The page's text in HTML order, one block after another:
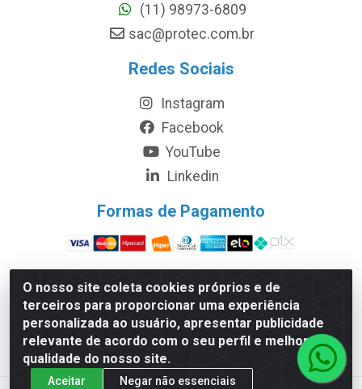
O nosso site coleta cookies próprios e de
terceiros para proporcionar uma experiência
personalizada ao usuário, apresentar publicidade
relevante de acordo com o seu perfil e melhorar a
qualidade do nosso site.
Aceitar Negar não essenciais
(11) 98973-6809
sac@protec.com.br
Redes Sociais
Instagram
Facebook
YouTube
Linkedin
Formas de Pagamento
Protec Equipamentos Médicos Hospitalares - Rodovia
Bunjiro Nakao, 49.800 - Chácara Remanso – Cotia/SP -
CEP 06.726-300 - CNPJ 06.207.441/0001-45